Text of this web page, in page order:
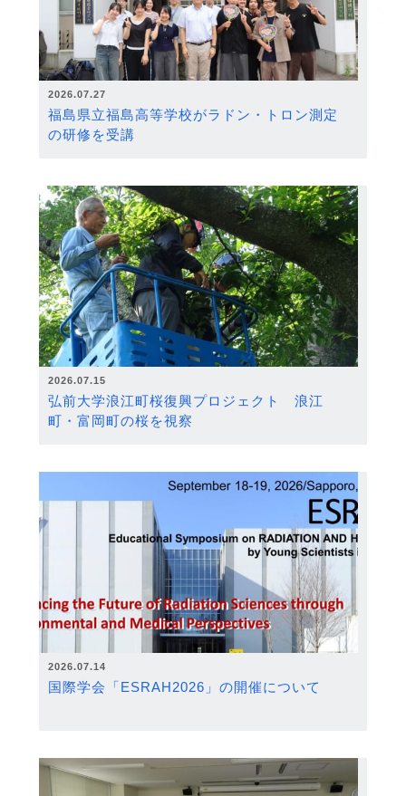
2026.07.27
福島県立福島高等学校がラドン・トロン測定
の研修を受講
2026.07.15
弘前大学浪江町桜復興プロジェクト 浪江
町・富岡町の桜を視察
2026.07.14
国際学会「ESRAH2026」の開催について